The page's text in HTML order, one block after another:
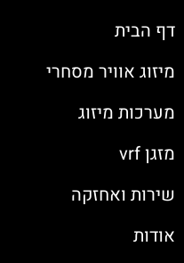
דף הבית
מיזוג אוויר מסחרי
מערכות מיזוג
מזגן vrf
שירות ואחזקה
אודות